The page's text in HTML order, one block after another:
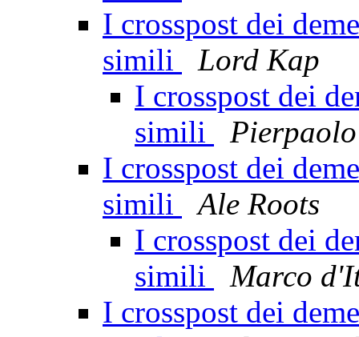
I crosspost dei
simili
Lord Kap
I crosspost dei
simili
I crosspost dei
simili
Ale Roots
I crosspost dei
simili
Marco
I crosspost dei